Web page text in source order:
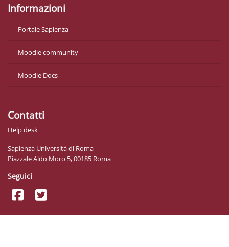
Informazioni
Portale Sapienza
Moodle community
Moodle Docs
Contatti
Help desk
Sapienza Università di Roma
Piazzale Aldo Moro 5, 00185 Roma
Seguici